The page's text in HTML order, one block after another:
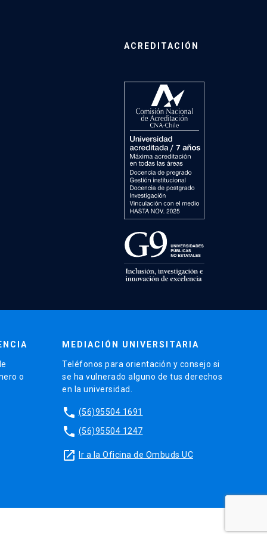
ACREDITACIÓN
o
MEDIACIÓN UNIVERSITARIA
Teléfonos para orientación y consejo si
se ha vulnerado alguno de tus derechos
en la universidad.
phone (56)95504 1691
phone (56)95504 1247
launch Ir a la Oficina de Ombuds UC